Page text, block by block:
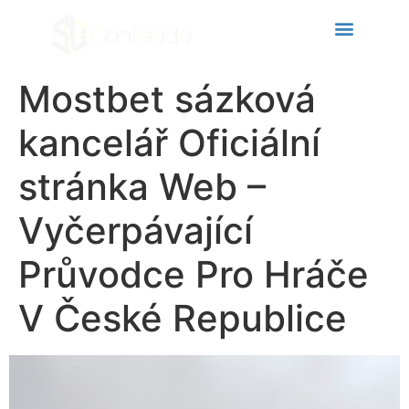
panel
panel
panel
Mostbet sázková
kancelář Oficiální
stránka Web –
Vyčerpávající
Průvodce Pro Hráče
V České Republice